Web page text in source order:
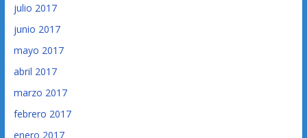
julio 2017
junio 2017
mayo 2017
abril 2017
marzo 2017
febrero 2017
enero 2017